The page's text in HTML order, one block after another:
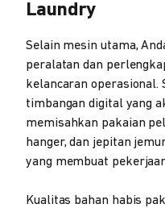
Laundry
Selain mesin utama,
peralatan dan
kelancaran
timbangan digital yang
memisahkan pakaian
hanger, dan jepitan
yang membuat
Kualitas bahan habis